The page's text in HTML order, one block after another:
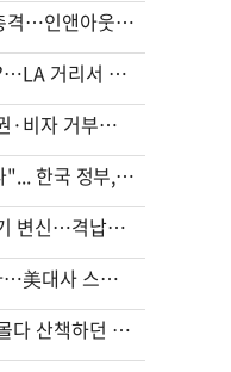
드라이브스루서 시작된 총격…인앤아웃 참사 영상 공개
광고판 안에 사람이 산다?…LA 거리서 화제
서류 하나만 빠져도 영주권·비자 거부…심사관 재량권 대폭 확대
"65세 복수국적 빗장 푸나"... 한국 정부, 연령 완화 전면 추진
74m짜리 보잉777, 화물기 변신…격납고서 ‘보물’ 찾는 인천공항
넷플 ‘외교관’ 현실판 떴다…美대사 스틸 지키는 ‘신 스틸러’
7세·4세 형제가 부모 차 몰다 산책하던 여성 들이받아